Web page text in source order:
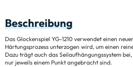
Beschreibung
Das Glockenspiel YG-1210 verwendet einen
Härtungsprozess unterzogen wird, um einen
Dazu trägt auch das Seilaufhängungssystem
nur jeweils einem Punkt angebracht sind.